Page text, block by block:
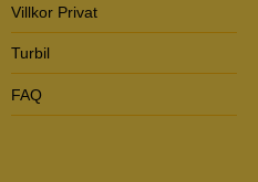
Villkor Privat
Turbil
FAQ